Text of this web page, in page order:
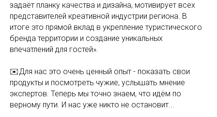
задаёт планку качества и дизайна, мотивирует всех
представителей креативной индустрии региона. В
итоге это прямой вклад в укрепление туристического
бренда территории и создание уникальных
впечатлений для гостей».
✉️Для нас это очень ценный опыт - показать свои
продукты и посмотреть чужие, услышать мнение
экспертов. Теперь мы точно знаем, что идём по
верному пути. И нас уже никто не остановит...